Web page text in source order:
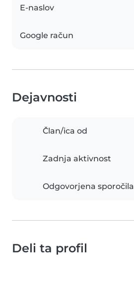
E-naslov
Google račun
Dejavnosti
Član/ica od
Zadnja aktivnost
Odgovorjena sporočila
Deli ta profil